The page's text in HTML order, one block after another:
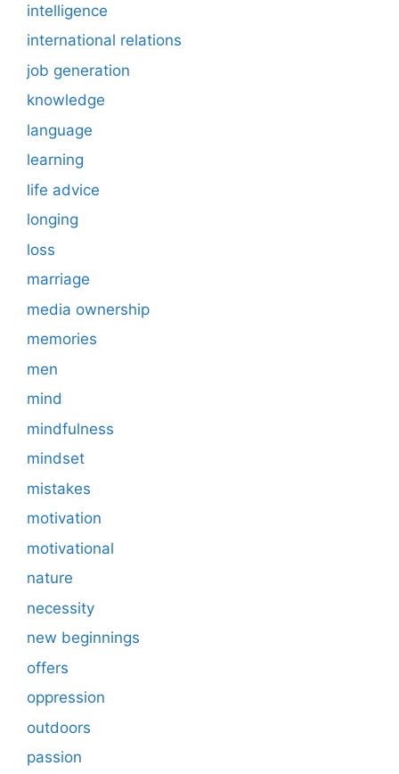
intelligence
international relations
job generation
knowledge
language
learning
life advice
longing
loss
marriage
media ownership
memories
men
mind
mindfulness
mindset
mistakes
motivation
motivational
nature
necessity
new beginnings
offers
oppression
outdoors
passion